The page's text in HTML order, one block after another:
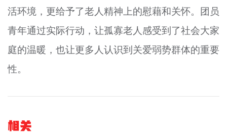
活环境，更给予了老人精神上的慰藉和关怀。团员
青年通过实际行动，让孤寡老人感受到了社会大家
庭的温暖，也让更多人认识到关爱弱势群体的重要
性。
相关